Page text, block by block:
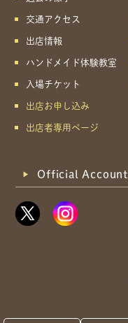
交通アクセス
出店情報
ハンドメイド体験教室
入場チケット
出店お申し込み
出店者専用ページ
Official Account